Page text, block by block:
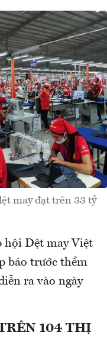
may đạt trên 33 tỷ
hội Dệt may Việt
báo trước thềm
ra vào ngày
104 THỊ